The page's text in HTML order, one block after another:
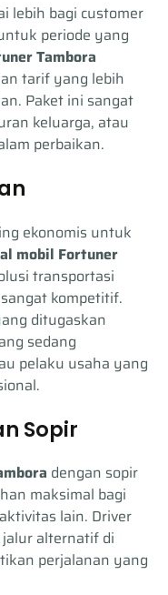
lebih bagi customer
periode yang
Tambora
tarif yang lebih
Paket ini sangat
keluarga, atau
perbaikan.
ekonomis untuk
mobil Fortuner
transportasi
kompetitif.
ditugaskan
sedang
pelaku usaha yang
Sopir
dengan sopir
maksimal bagi
lain. Driver
alternatif di
perjalanan yang